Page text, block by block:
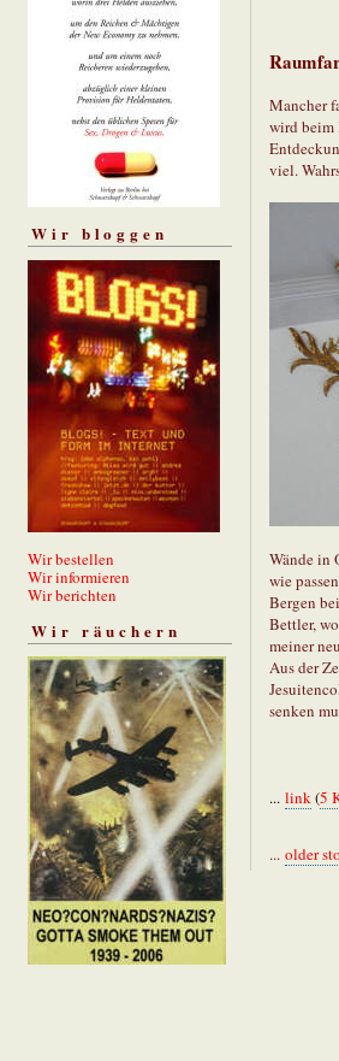
Wir bloggen
Wir bestellen
Wir informieren
Wir berichten
Wir räuchern
Mancher
wird beim
viel.
Wände in
wie
Bergen bei
Bettler,
meiner
Aus der
senken
... link(5
... older